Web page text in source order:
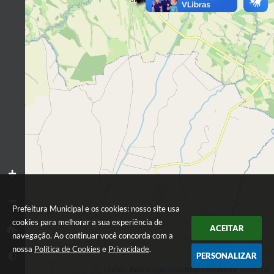
Prefeitura Municipal e os cookies: nosso site usa
cookies para melhorar a sua experiência de
navegação. Ao continuar você concorda com a
nossa Política de Cookies e Privacidade.
ACEITAR
PERSONALIZAR
OpenStreetMapcontributors,ODbL 1.0.